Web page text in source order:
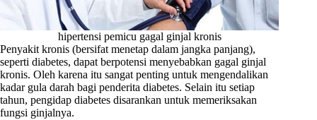
hipertensi pemicu gagal ginjal kronis
Penyakit kronis (bersifat menetap dalam jangka panjang),
seperti diabetes, dapat berpotensi menyebabkan gagal ginjal
kronis. Oleh karena itu sangat penting untuk mengendalikan
kadar gula darah bagi penderita diabetes. Selain itu setiap
tahun, pengidap diabetes disarankan untuk memeriksakan
fungsi ginjalnya.